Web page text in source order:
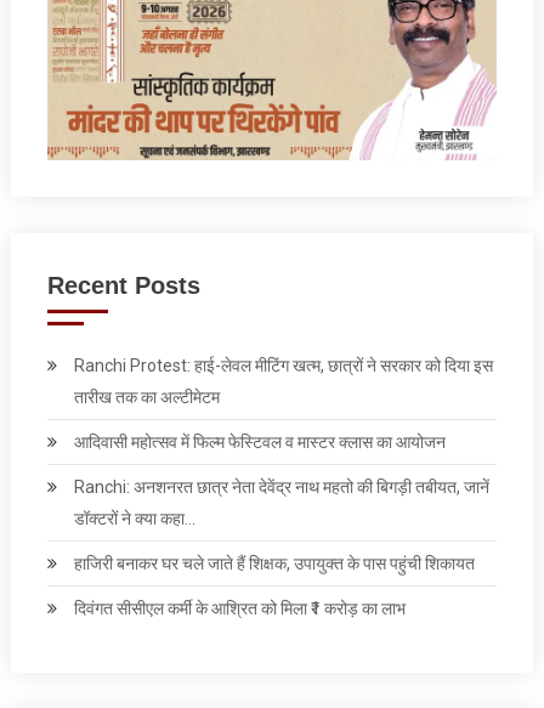
Recent Posts
Ranchi Protest: हाई-लेवल मीटिंग खत्म, छात्रों ने सरकार को दिया इस
तारीख तक का अल्टीमेटम
आदिवासी महोत्सव में फिल्म फेस्टिवल व मास्टर क्लास का आयोजन
Ranchi: अनशनरत छात्र नेता देवेंद्र नाथ महतो की बिगड़ी तबीयत, जानें
डॉक्टरों ने क्या कहा…
हाजिरी बनाकर घर चले जाते हैं शिक्षक, उपायुक्त के पास पहुंची शिकायत
दिवंगत सीसीएल कर्मी के आश्रित को मिला ₹1 करोड़ का लाभ